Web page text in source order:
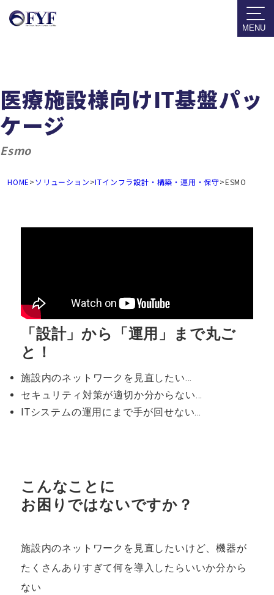
MENU
医療施設様向けIT基盤パッ
ケージ
Esmo
HOME>ソリューション>ITインフラ設計・構築・運用・保守>ESMO
「設計」から「運用」まで丸ご
と！
施設内のネットワークを見直したい…
セキュリティ対策が適切か分からない…
ITシステムの運用にまで手が回せない…
こんなことに
お困りではないですか？
施設内のネットワークを見直したいけど、機器が
たくさんありすぎて何を導入したらいいか分から
ない